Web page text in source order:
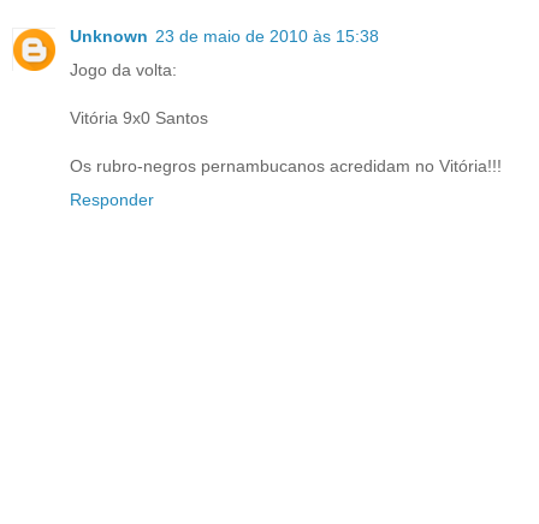
Unknown 23 de maio de 2010 às 15:38
Jogo da volta:
Vitória 9x0 Santos
Os rubro-negros pernambucanos acredidam no Vitória!!!
Responder